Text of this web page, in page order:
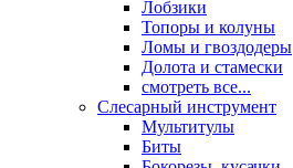
Лобзики
Топоры и колуны
Ломы и гвоздодеры
Долота и стамески
смотреть все...
Слесарный инструмент
Мультитулы
Биты